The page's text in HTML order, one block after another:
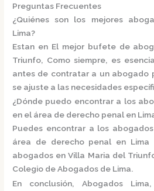
Preguntas Frecuentes
¿Quiénes son los mejores
Lima?
Estan en El mejor bufete de
Triunfo, Como siempre, es
antes de contratar a un abogado
se ajuste a las necesidades
¿Dónde puedo encontrar a los
en el área de derecho penal en
Puedes encontrar a los
área de derecho penal en
abogados en Villa Maria del
Colegio de Abogados de Lima.
En conclusión, Abogados